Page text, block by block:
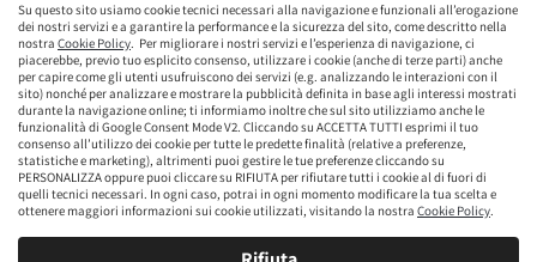
Su questo sito usiamo cookie tecnici necessari alla navigazione e funzionali all’erogazione
dei nostri servizi e a garantire la performance e la sicurezza del sito, come descritto nella
nostra Cookie Policy. Per migliorare i nostri servizi e l’esperienza di navigazione, ci
piacerebbe, previo tuo esplicito consenso, utilizzare i cookie (anche di terze parti) anche
per capire come gli utenti usufruiscono dei servizi (e.g. analizzando le interazioni con il
sito) nonché per analizzare e mostrare la pubblicità definita in base agli interessi mostrati
durante la navigazione online; ti informiamo inoltre che sul sito utilizziamo anche le
funzionalità di Google Consent Mode V2. Cliccando su ACCETTA TUTTI esprimi il tuo
consenso all’utilizzo dei cookie per tutte le predette finalità (relative a preferenze,
statistiche e marketing), altrimenti puoi gestire le tue preferenze cliccando su
PERSONALIZZA oppure puoi cliccare su RIFIUTA per rifiutare tutti i cookie al di fuori di
quelli tecnici necessari. In ogni caso, potrai in ogni momento modificare la tua scelta e
ottenere maggiori informazioni sui cookie utilizzati, visitando la nostra Cookie Policy.
brumbrum S.p.A a socio unico - CF / P.IVA 09323210964 - Numero REA: MI - 2083307 -
Capitale Sociale: Euro 218.547,65 i.v.
Sede Legale Via Leningrado 8, 20161 Milano MI
Società soggetta alla direzione e coordinamento di Aramis Group S.A.
Società soggetta al controllo IVASS, consulta gli estremi dell'iscrizione al sito
www.servizi.ivass.it
Numero iscrizione: E000629295 Sezione E - Collaboratori degli intermediari iscritti nelle
sezioni A, B o D
Responsabilità e Conformità